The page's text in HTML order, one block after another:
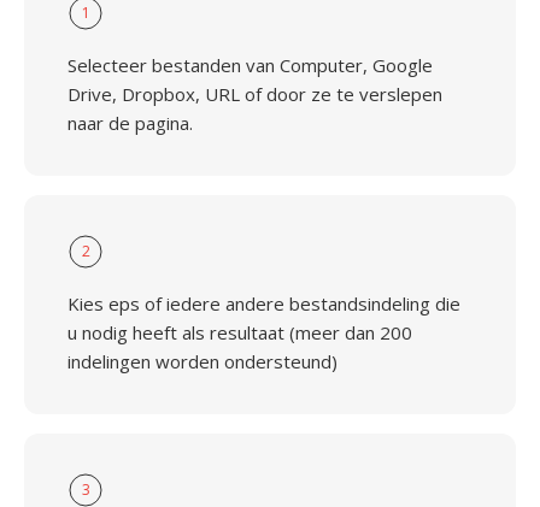
1
Selecteer bestanden van Computer, Google
Drive, Dropbox, URL of door ze te verslepen
naar de pagina.
2
Kies eps of iedere andere bestandsindeling die
u nodig heeft als resultaat (meer dan 200
indelingen worden ondersteund)
3